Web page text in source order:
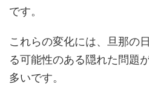
です。
これらの変化には、旦那の
る可能性のある隠れた問題
多いです。